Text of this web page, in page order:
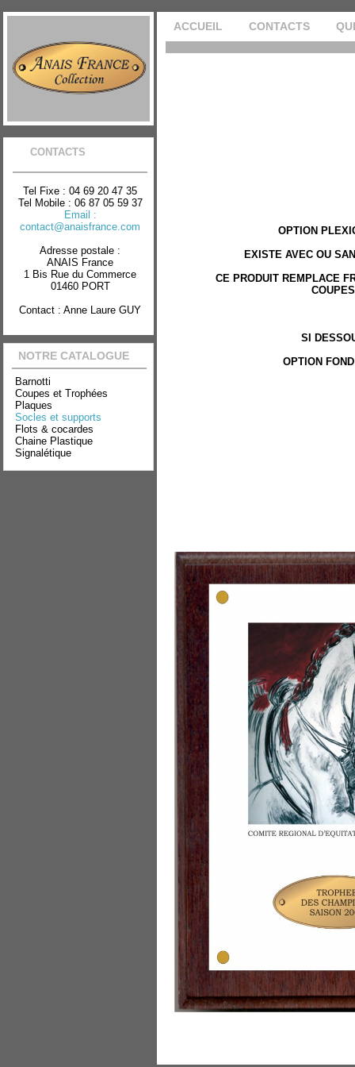
CONTACTS
Tel Fixe : 04 69 20 47 35
Tel Mobile : 06 87 05 59 37
Email :
contact@anaisfrance.com
Adresse postale :
ANAIS France
1 Bis Rue du Commerce
01460 PORT
Contact : Anne Laure GUY
NOTRE CATALOGUE
Barnotti
Coupes et Trophées
Plaques
Socles et supports
Flots & cocardes
Chaine Plastique
Signalétique
ACCUEIL CONTACTS
OPTION
EXISTE AVEC OU
CE PRODUIT REMPLACE
COUPES
SI
OPTION